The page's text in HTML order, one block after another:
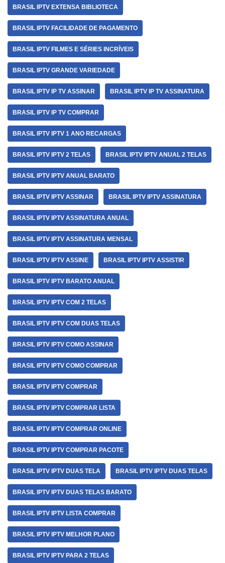
BRASIL IPTV EXTENSA BIBLIOTECA
BRASIL IPTV FACILIDADE DE PAGAMENTO
BRASIL IPTV FILMES E SÉRIES INCRÍVEIS
BRASIL IPTV GRANDE VARIEDADE
BRASIL IPTV IP TV ASSINAR BRASIL IPTV IP TV ASSINATURA
BRASIL IPTV IP TV COMPRAR
BRASIL IPTV IPTV 1 ANO RECARGAS
BRASIL IPTV IPTV 2 TELAS BRASIL IPTV IPTV ANUAL 2 TELAS
BRASIL IPTV IPTV ANUAL BARATO
BRASIL IPTV IPTV ASSINAR BRASIL IPTV IPTV ASSINATURA
BRASIL IPTV IPTV ASSINATURA ANUAL
BRASIL IPTV IPTV ASSINATURA MENSAL
BRASIL IPTV IPTV ASSINE BRASIL IPTV IPTV ASSISTIR
BRASIL IPTV IPTV BARATO ANUAL
BRASIL IPTV IPTV COM 2 TELAS
BRASIL IPTV IPTV COM DUAS TELAS
BRASIL IPTV IPTV COMO ASSINAR
BRASIL IPTV IPTV COMO COMPRAR
BRASIL IPTV IPTV COMPRAR
BRASIL IPTV IPTV COMPRAR LISTA
BRASIL IPTV IPTV COMPRAR ONLINE
BRASIL IPTV IPTV COMPRAR PACOTE
BRASIL IPTV IPTV DUAS TELA BRASIL IPTV IPTV DUAS TELAS
BRASIL IPTV IPTV DUAS TELAS BARATO
BRASIL IPTV IPTV LISTA COMPRAR
BRASIL IPTV IPTV MELHOR PLANO
BRASIL IPTV IPTV PARA 2 TELAS